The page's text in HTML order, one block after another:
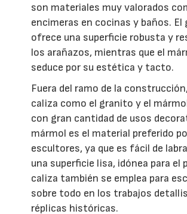
son materiales muy valorados
encimeras en cocinas y baños. El
ofrece una superficie robusta y
los arañazos, mientras que el
seduce por su estética y tacto.
Fuera del ramo de la
caliza como el granito y el
con gran cantidad de usos
mármol es el material preferido
escultores, ya que es fácil de
una superficie lisa, idónea para el
caliza también se emplea para
sobre todo en los trabajos
réplicas históricas.